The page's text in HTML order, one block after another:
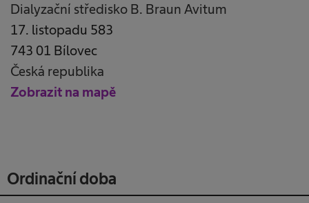
Dialyzační středisko B. Braun Avitum
17. listopadu 583
743 01 Bílovec
Česká republika
Zobrazit na mapě
Ordinační doba